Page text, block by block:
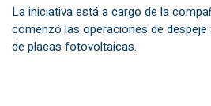
La iniciativa está a cargo de la
comenzó las operaciones de
de placas fotovoltaicas.